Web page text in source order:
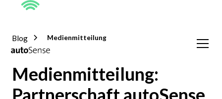
Blog Medienmitteilung
Medienmitteilung: